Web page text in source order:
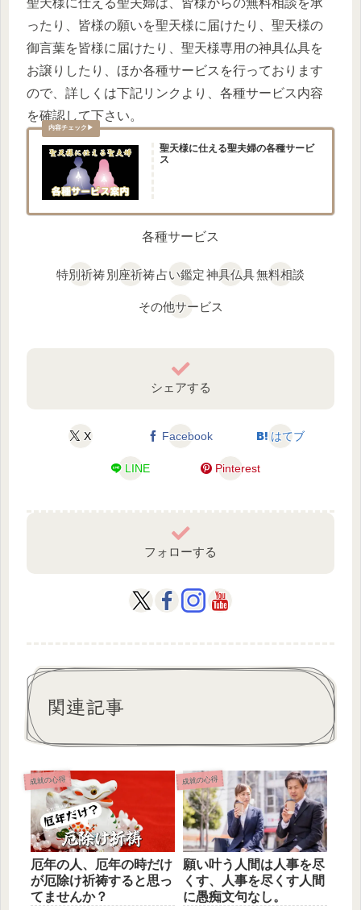
聖天様に仕える聖夫婦は、皆様からの無料相談を承
ったり、皆様の願いを聖天様に届けたり、聖天様の
御言葉を皆様に届けたり、聖天様専用の神具仏具を
お譲りしたり、ほか各種サービスを行っております
ので、詳しくは下記リンクより、各種サービス内容
を確認して下さい。
聖天様に仕える聖夫婦の各種サービ
ス
各種サービス
特別祈祷別座祈祷占い鑑定神具仏具無料相談
その他サービス
シェアする
X Facebook はてブ
LINE Pinterest
フォローする
関連記事
成就の心得
厄年の人、厄年の時だけ
が厄除け祈祷すると思っ
てませんか？
成就の心得
願い叶う人間は人事を尽
くす、人事を尽くす人間
に愚痴文句なし。